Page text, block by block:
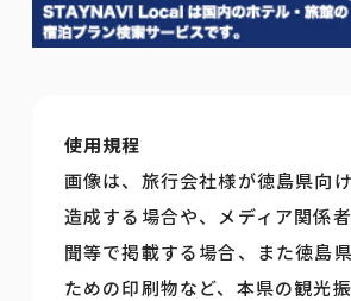
使用規程
画像は、旅行会社様が徳島県向
造成する場合や、メディア関係
聞等で掲載する場合、また徳島
ための印刷物など、本県の観光